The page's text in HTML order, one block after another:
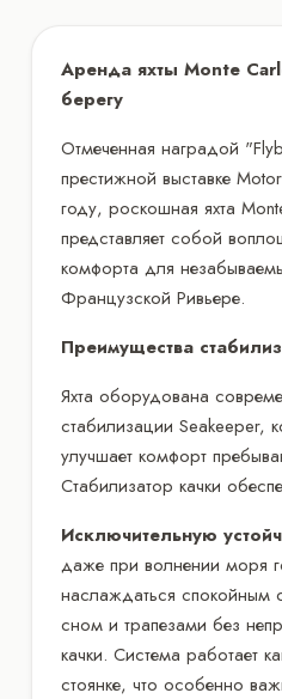
Аренда яхты Monte
берегу
Отмеченная наградой
престижной выставке
году, роскошная яхта
представляет собой
комфорта для
Французской Ривьере.
Преимущества
Яхта оборудована
стабилизации Seakeeper,
улучшает комфорт
Стабилизатор качки
Исключительную
даже при волнении моря
наслаждаться
сном и трапезами без
качки. Система работает
стоянке, что особенно